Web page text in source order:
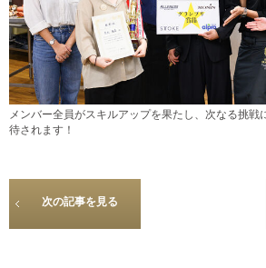
メンバー全員がスキルアップを果たし、次なる挑戦
待されます！
次の記事を見る